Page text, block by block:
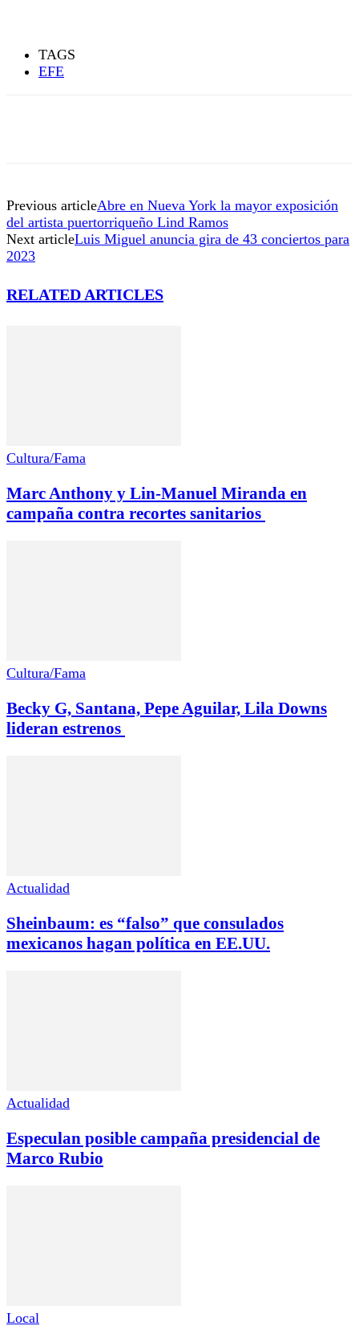
TAGS
EFE
Previous articleAbre en Nueva York la mayor exposición
del artista puertorriqueño Lind Ramos
Next articleLuis Miguel anuncia gira de 43 conciertos para
2023
RELATED ARTICLES
Cultura/Fama
Marc Anthony y Lin-Manuel Miranda en
campaña contra recortes sanitarios
Cultura/Fama
Becky G, Santana, Pepe Aguilar, Lila Downs
lideran estrenos
Actualidad
Sheinbaum: es “falso” que consulados
mexicanos hagan política en EE.UU.
Actualidad
Especulan posible campaña presidencial de
Marco Rubio
Local